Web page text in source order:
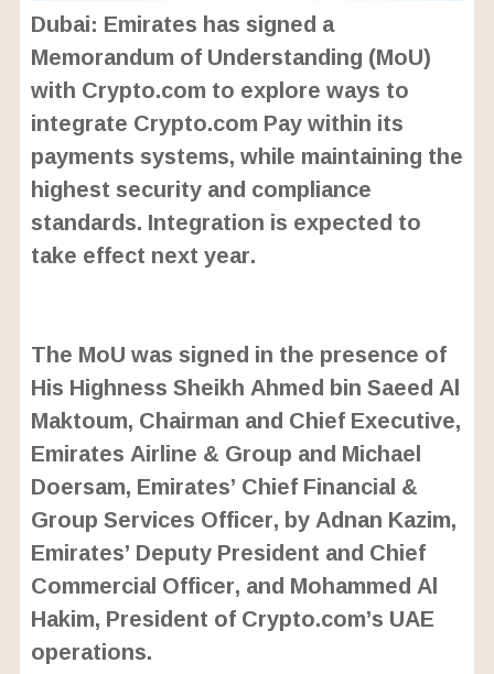
Dubai: Emirates has signed a
Memorandum of Understanding (MoU)
with Crypto.com to explore ways to
integrate Crypto.com Pay within its
payments systems, while maintaining the
highest security and compliance
standards. Integration is expected to
take effect next year.
U
n
u
t
e
a
d
e
d
2
.
6
3
%
The MoU was signed in the presence of
His Highness Sheikh Ahmed bin Saeed Al
Maktoum, Chairman and Chief Executive,
Emirates Airline & Group and Michael
Doersam, Emirates’ Chief Financial &
Group Services Officer, by Adnan Kazim,
Emirates’ Deputy President and Chief
Commercial Officer, and Mohammed Al
Hakim, President of Crypto.com’s UAE
operations.